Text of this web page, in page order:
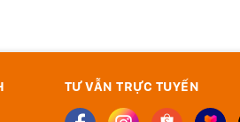
TƯ VẪN TRỰC TUYẾN